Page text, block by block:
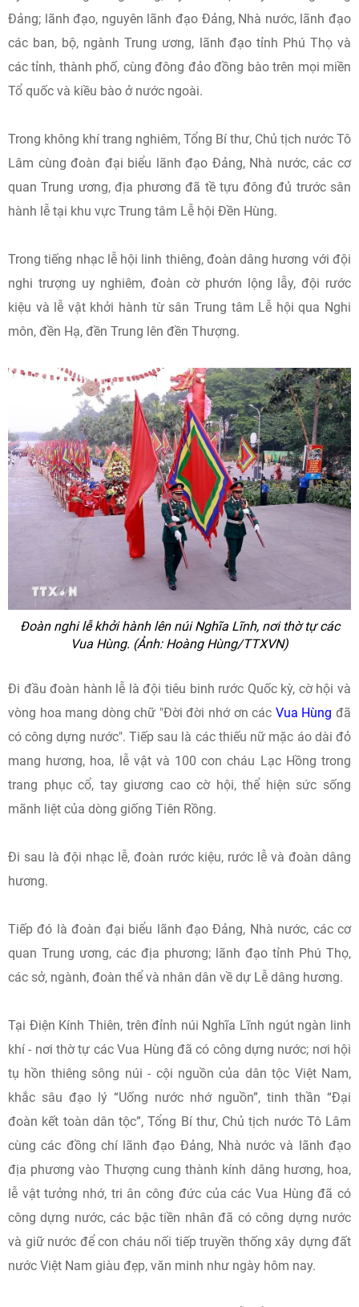
Đảng; lãnh đạo, nguyên lãnh đạo Đảng, Nhà nước, lãnh đạo
các ban, bộ, ngành Trung ương, lãnh đạo tỉnh Phú Thọ và
các tỉnh, thành phố, cùng đông đảo đồng bào trên mọi miền
Tổ quốc và kiều bào ở nước ngoài.
Trong không khí trang nghiêm, Tổng Bí thư, Chủ tịch nước Tô
Lâm cùng đoàn đại biểu lãnh đạo Ðảng, Nhà nước, các cơ
quan Trung ương, địa phương đã tề tựu đông đủ trước sân
hành lễ tại khu vực Trung tâm Lễ hội Đền Hùng.
Trong tiếng nhạc lễ hội linh thiêng, đoàn dâng hương với đội
nghi trượng uy nghiêm, đoàn cờ phướn lộng lẫy, đội rước
kiệu và lễ vật khởi hành từ sân Trung tâm Lễ hội qua Nghi
môn, đền Hạ, đền Trung lên đền Thượng.
Đoàn nghi lễ khởi hành lên núi Nghĩa Lĩnh, nơi thờ tự các
Vua Hùng. (Ảnh: Hoàng Hùng/TTXVN)
Đi đầu đoàn hành lễ là đội tiêu binh rước Quốc kỳ, cờ hội và
vòng hoa mang dòng chữ "Đời đời nhớ ơn các Vua Hùng đã
có công dựng nước". Tiếp sau là các thiếu nữ mặc áo dài đỏ
mang hương, hoa, lễ vật và 100 con cháu Lạc Hồng trong
trang phục cổ, tay giương cao cờ hội, thể hiện sức sống
mãnh liệt của dòng giống Tiên Rồng.
Đi sau là đội nhạc lễ, đoàn rước kiệu, rước lễ và đoàn dâng
hương.
Tiếp đó là đoàn đại biểu lãnh đạo Đảng, Nhà nước, các cơ
quan Trung ương, các địa phương; lãnh đạo tỉnh Phú Thọ,
các sở, ngành, đoàn thể và nhân dân về dự Lễ dâng hương.
Tại Điện Kính Thiên, trên đỉnh núi Nghĩa Lĩnh ngút ngàn linh
khí - nơi thờ tự các Vua Hùng đã có công dựng nước; nơi hội
tụ hồn thiêng sông núi - cội nguồn của dân tộc Việt Nam,
khắc sâu đạo lý “Uống nước nhớ nguồn”, tinh thần “Đại
đoàn kết toàn dân tộc”, Tổng Bí thư, Chủ tịch nước Tô Lâm
cùng các đồng chí lãnh đạo Đảng, Nhà nước và lãnh đạo
địa phương vào Thượng cung thành kính dâng hương, hoa,
lễ vật tưởng nhớ, tri ân công đức của các Vua Hùng đã có
công dựng nước, các bậc tiền nhân đã có công dựng nước
và giữ nước để con cháu nối tiếp truyền thống xây dựng đất
nước Việt Nam giàu đẹp, văn minh như ngày hôm nay.